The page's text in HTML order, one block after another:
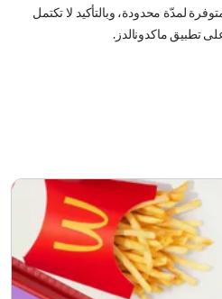
لمدّة محدودة، وبالتأكيد لا تكتمل
تطبيق ماكدونالدز.